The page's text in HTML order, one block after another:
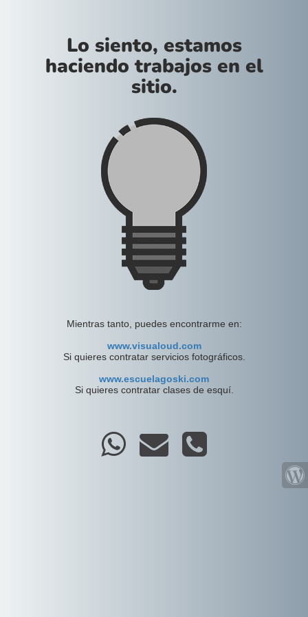
Lo siento, estamos
haciendo trabajos en el
sitio.
Mientras tanto, puedes encontrarme en:
www.visualoud.com
Si quieres contratar servicios fotográficos.
www.escuelagoski.com
Si quieres contratar clases de esquí.